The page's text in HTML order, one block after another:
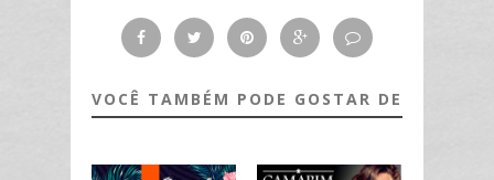
VOCÊ TAMBÉM PODE GOSTAR DE